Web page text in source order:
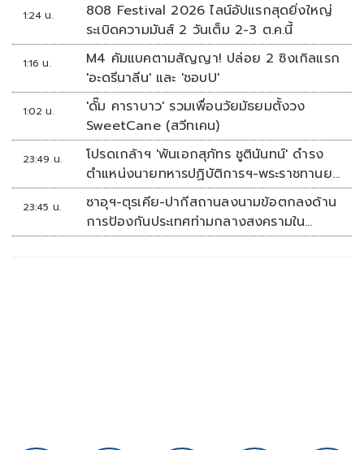
1:24 น.
808 Festival 2026 ไลน์อัปแรกสุดยิ่งใหญ่
ระเบิดความมันส์ 2 วันเต็ม 2-3 ต.ค.นี้
1:16 น.
M4 คัมแบคตามสัญญา! ปล่อย 2 ซิงเกิลแรก
'อะดรีนาลีน' และ 'ชอบU'
1:02 น.
'ดั๊ม คาราบาว' รวมเพื่อนวัยมัธยมตั้งวง
SweetCane (สวีทเคน)
23:49 น.
โปรดเกล้าฯ 'พันเอกสุภัทร ชูตินันทน์' ดำรง
ตำแหน่งนายทหารปฏิบัติการฯ-พระราชทานยศ
'พลตรี'
23:45 น.
ซาอุฯ-ตุรเคีย-ปากีสถานลงนามข้อตกลงด้าน
การป้องกันประเทศท่ามกลางสงครามใน
ภูมิภาค